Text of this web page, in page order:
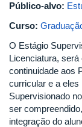
Público-alvo:
Curso:
O Estágio
Licenciatura,
continuidade aos
curricular e a
Supervisionado
ser
integração do